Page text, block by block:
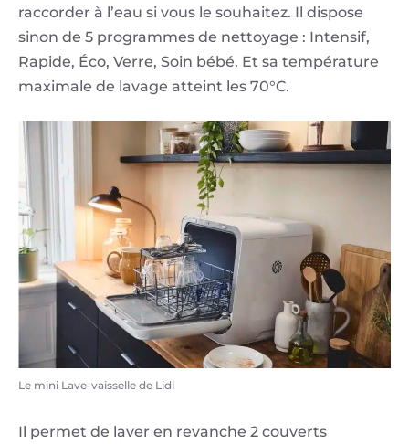
raccorder à l’eau si vous le souhaitez. Il dispose
sinon de 5 programmes de nettoyage : Intensif,
Rapide, Éco, Verre, Soin bébé. Et sa température
maximale de lavage atteint les 70°C.
Le mini Lave-vaisselle de Lidl
Il permet de laver en revanche 2 couverts